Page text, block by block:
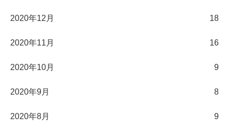
2020年12月 18
2020年11月 16
2020年10月 9
2020年9月 8
2020年8月 9